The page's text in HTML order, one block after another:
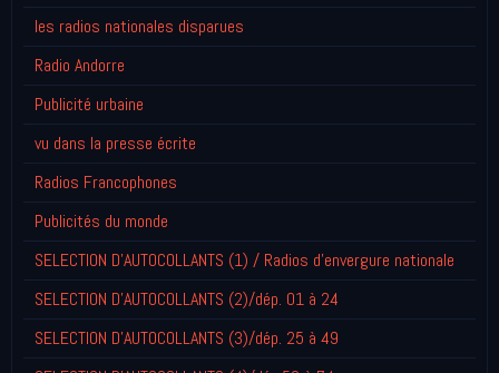
les radios nationales disparues
Radio Andorre
Publicité urbaine
vu dans la presse écrite
Radios Francophones
Publicités du monde
SELECTION D'AUTOCOLLANTS (1) / Radios d'envergure nationale
SELECTION D'AUTOCOLLANTS (2)/dép. 01 à 24
SELECTION D'AUTOCOLLANTS (3)/dép. 25 à 49